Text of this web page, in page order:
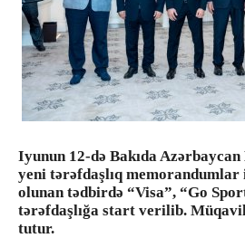
Iyunun 12-də Bakıda
yeni tərəfdaşlıq memorandumlar
olunan tədbirdə “Visa”, “Go
tərəfdaşlığa start verilib.
tutur.